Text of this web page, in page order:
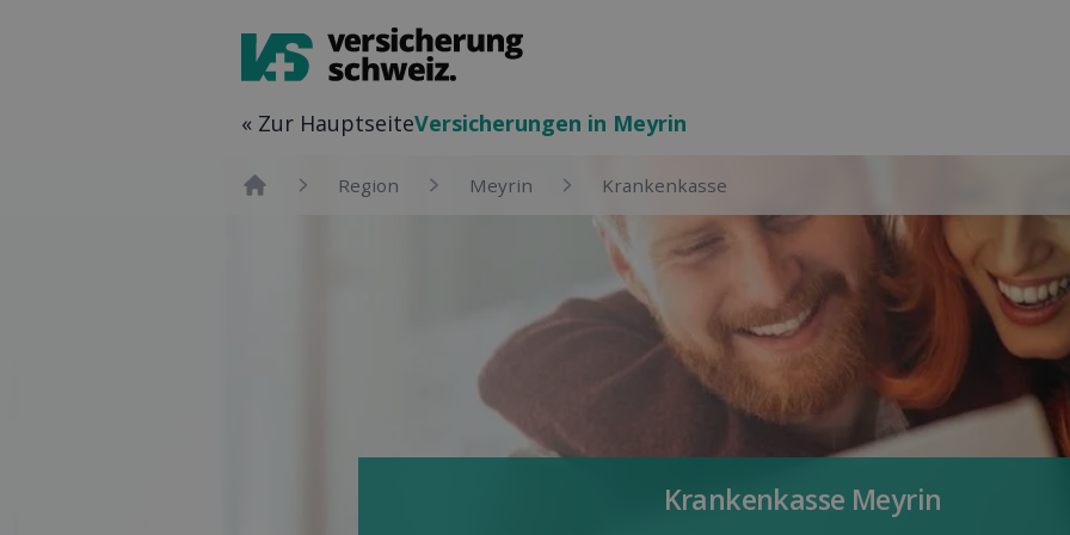
« Zur HauptseiteVersicher­ungen in Meyrin
Region Meyrin Kranken­kasse
Kranken­kasse Meyrin